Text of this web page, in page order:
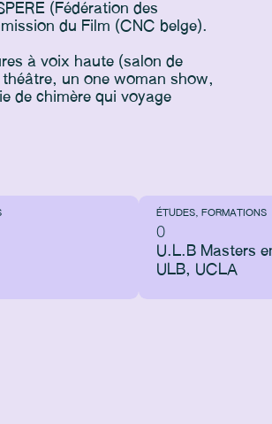
(Fédération des
du Film (CNC belge).
à voix haute (salon de
un one woman show,
de chimère qui voyage
ÉTUDES, FORMATIONS
0
U.L.B Masters
ULB, UCLA